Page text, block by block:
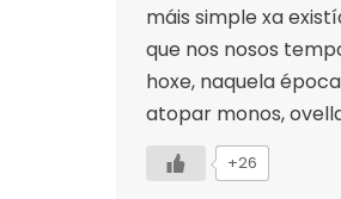
máis simple xa
que nos nosos
hoxe, naquela
atopar monos,
+26